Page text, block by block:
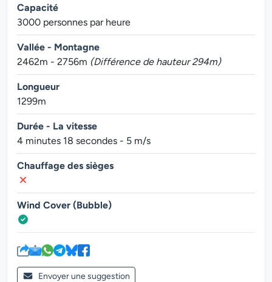
Capacité
3000 personnes par heure
Vallée - Montagne
2462m - 2756m (Différence de hauteur 294m)
Longueur
1299m
Durée - La vitesse
4 minutes 18 secondes - 5 m/s
Chauffage des sièges
Wind Cover (Bubble)
Envoyer une suggestion